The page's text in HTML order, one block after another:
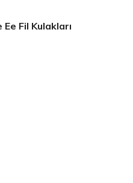
Fil Kulakları